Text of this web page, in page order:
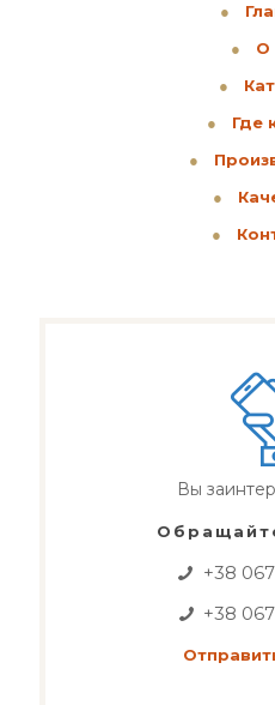
●
●
О
●
●
Где
●
●
●
Вы
+38
+38